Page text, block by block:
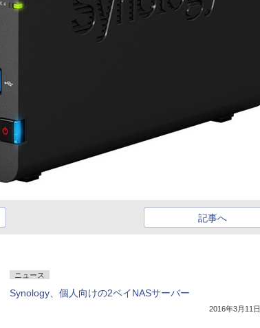
記事へ
ニュース
Synology、個人向けの2ベイNASサーバー
2016年3月11日